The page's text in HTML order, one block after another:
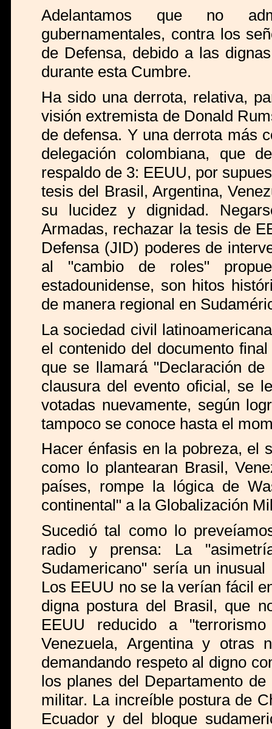
Adelantamos que no
gubernamentales, contra los
de Defensa, debido a las
durante esta Cumbre.
Ha sido una derrota, relativa,
visión extremista de Donald
de defensa. Y una derrota más
delegación colombiana, que
respaldo de 3: EEUU, por
tesis del Brasil, Argentina,
su lucidez y dignidad.
Armadas, rechazar la tesis de
Defensa (JID) poderes de
al "cambio de roles"
estadounidense, son hitos
de manera regional en
La sociedad civil
el contenido del documento
que se llamará "Declaración
clausura del evento oficial, se
votadas nuevamente, según
tampoco se conoce hasta el
Hacer énfasis en la pobreza, el
como lo plantearan Brasil,
países, rompe la lógica de
continental" a la Globalización
Sucedió tal como lo
radio y prensa: La
Sudamericano" sería un
Los EEUU no se la verían fácil
digna postura del Brasil, que
EEUU reducido a
Venezuela, Argentina y otras
demandando respeto al digno
los planes del Departamento
militar. La increíble postura de
Ecuador y del bloque